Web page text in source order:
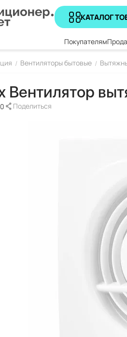
КАТАЛОГ
Покупателям
/ Вентиляторы бытовые /
Вентилятор
Поделиться